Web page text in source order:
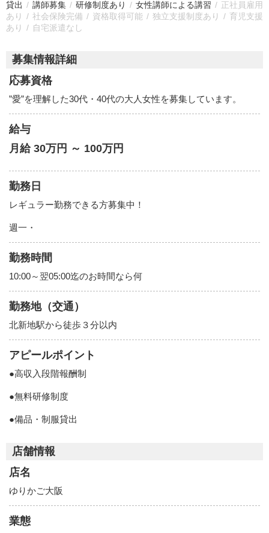
貸出
講師募集 研修制度あり 女性講師による講習
正社員雇用
あり
社会保険完備 資格取得可能 独立支援制度あり
育児支援
あり
自宅派遣なし
募集情報詳細
応募資格
”愛”を理解した30代・40代の大人女性を募集しています。
給与
月給 30万円 ～ 100万円
勤務日
レギュラー勤務できる方募集中！
週一・
勤務時間
10:00～翌05:00迄のお時間なら何
勤務地（交通）
北新地駅から徒歩３分以内
アピールポイント
●高収入段階報酬制
●無料研修制度
●備品・制服貸出
店舗情報
店名
ゆりかご大阪
業態